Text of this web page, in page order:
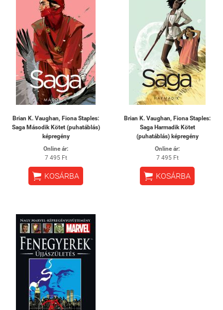
Brian K. Vaughan, Fiona Staples:
Saga Második Kötet (puhatáblás)
képregény
Online ár:
7 495 Ft
 KOSÁRBA
Brian K. Vaughan, Fiona Staples:
Saga Harmadik Kötet
(puhatáblás) képregény
Online ár:
7 495 Ft
 KOSÁRBA